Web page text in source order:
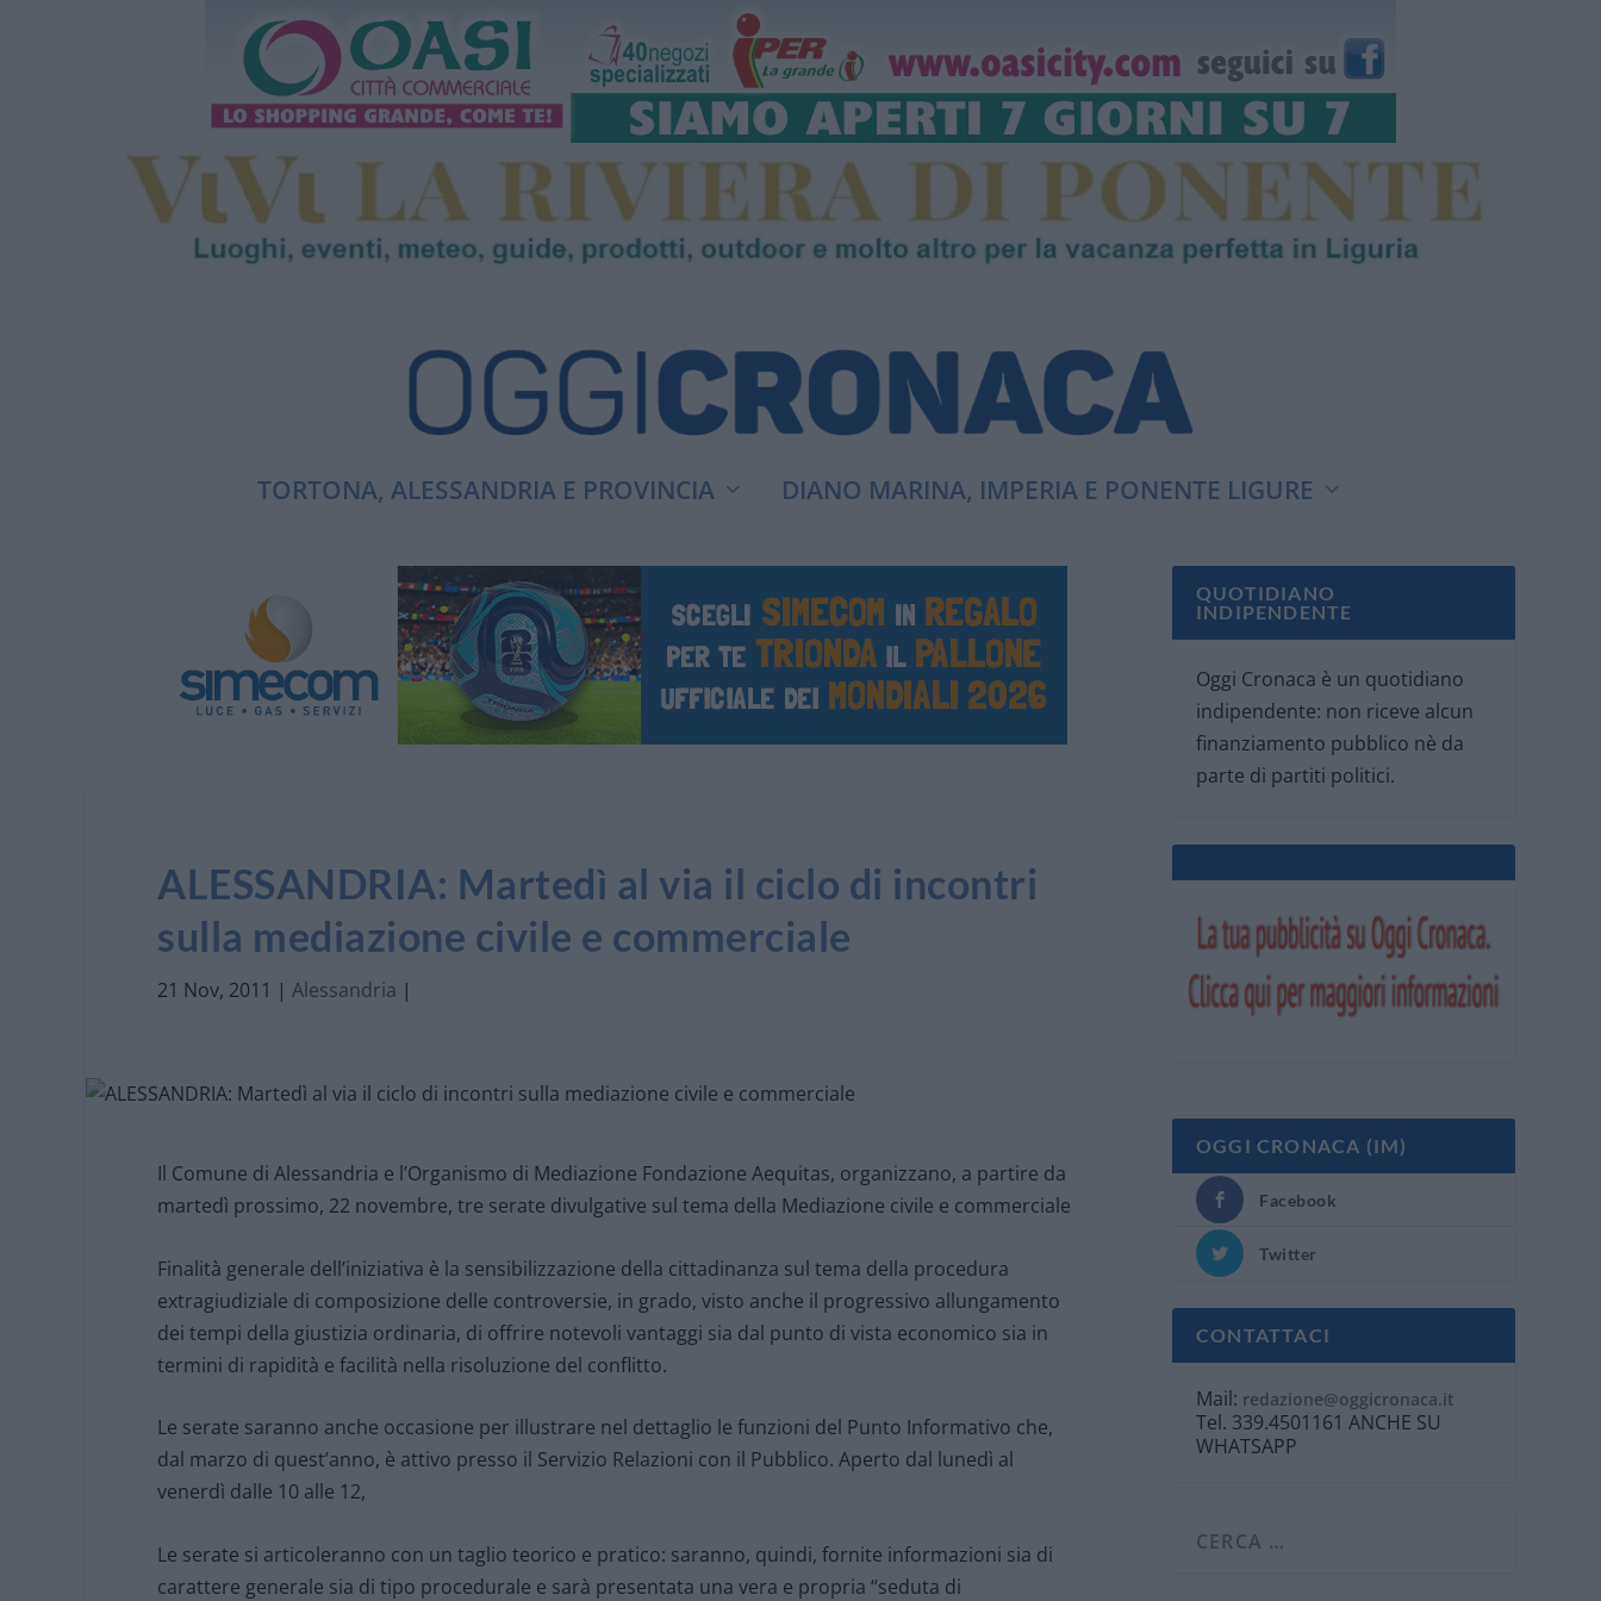
TORTONA, ALESSANDRIA E PROVINCIA DIANO MARINA, IMPERIA E PONENTE LIGURE
ALESSANDRIA: Martedì al via il ciclo di incontri
sulla mediazione civile e commerciale
21 Nov, 2011 | Alessandria |
Il Comune di Alessandria e l’Organismo di Mediazione Fondazione Aequitas, organizzano, a partire da
martedì prossimo, 22 novembre, tre serate divulgative sul tema della Mediazione civile e commerciale
Finalità generale dell’iniziativa è la sensibilizzazione della cittadinanza sul tema della procedura
extragiudiziale di composizione delle controversie, in grado, visto anche il progressivo allungamento
dei tempi della giustizia ordinaria, di offrire notevoli vantaggi sia dal punto di vista economico sia in
termini di rapidità e facilità nella risoluzione del conflitto.
Le serate saranno anche occasione per illustrare nel dettaglio le funzioni del Punto Informativo che,
dal marzo di quest’anno, è attivo presso il Servizio Relazioni con il Pubblico. Aperto dal lunedì al
venerdì dalle 10 alle 12,
Le serate si articoleranno con un taglio teorico e pratico: saranno, quindi, fornite informazioni sia di
carattere generale sia di tipo procedurale e sarà presentata una vera e propria “seduta di
QUOTIDIANO
INDIPENDENTE
Oggi Cronaca è un quotidiano
indipendente: non riceve alcun
finanziamento pubblico nè da
parte di partiti politici.
OGGI CRONACA (IM)
Facebook
Twitter
CONTATTACI
Mail: redazione@oggicronaca.it
Tel. 339.4501161 ANCHE SU
WHATSAPP